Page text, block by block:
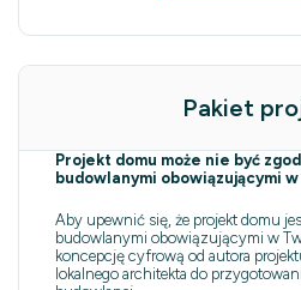
Pakiet
Projekt domu może nie być
budowlanymi obowiązującymi
Aby upewnić się, że projekt domu
budowlanymi obowiązującymi w
koncepcję cyfrową od autora
lokalnego architekta do